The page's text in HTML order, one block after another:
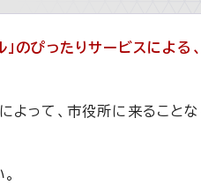
のぴったりサービスによる
よって、市役所に来ること